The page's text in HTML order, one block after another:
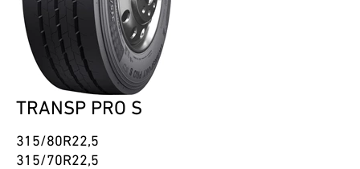
TRANSP PRO S
315/80R22,5
315/70R22,5